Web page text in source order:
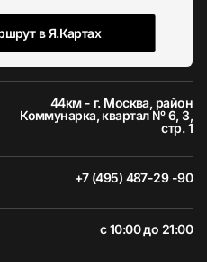
в Я.Картах
44км - г. Москва, район
Коммунарка, квартал № 6, 3,
стр. 1
+7 (495) 487-29 -90
с 10:00 до 21:00